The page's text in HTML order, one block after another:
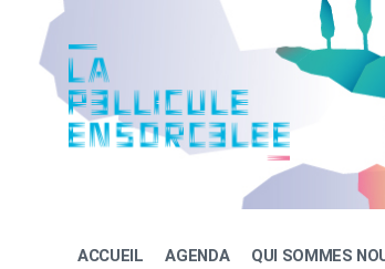
content
navigation
footer
ACCUEIL AGENDA QUI SOMMES